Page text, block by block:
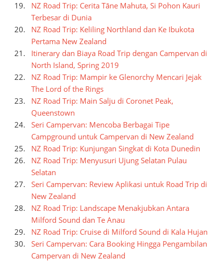
NZ Road Trip: Cerita Tāne Mahuta, Si Pohon Kauri
Terbesar di Dunia
NZ Road Trip: Keliling Northland dan Ke Ibukota
Pertama New Zealand
Itinerary dan Biaya Road Trip dengan Campervan di
North Island, Spring 2019
NZ Road Trip: Mampir ke Glenorchy Mencari Jejak
The Lord of the Rings
NZ Road Trip: Main Salju di Coronet Peak,
Queenstown
Seri Campervan: Mencoba Berbagai Tipe
Campground untuk Campervan di New Zealand
NZ Road Trip: Kunjungan Singkat di Kota Dunedin
NZ Road Trip: Menyusuri Ujung Selatan Pulau
Selatan
Seri Campervan: Review Aplikasi untuk Road Trip di
New Zealand
NZ Road Trip: Landscape Menakjubkan Antara
Milford Sound dan Te Anau
NZ Road Trip: Cruise di Milford Sound di Kala Hujan
Seri Campervan: Cara Booking Hingga Pengambilan
Campervan di New Zealand